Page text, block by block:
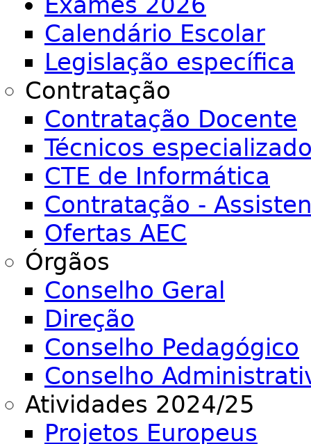
Calendário Escolar
Legislação específica
Contratação
Contratação Docente
Técnicos
CTE de Informática
Contratação -
Ofertas AEC
Órgãos
Conselho Geral
Direção
Conselho Pedagógico
Conselho
Atividades 2024/25
Projetos Europeus